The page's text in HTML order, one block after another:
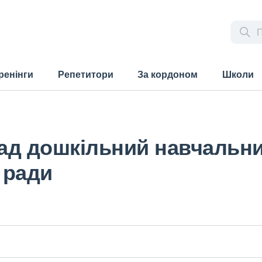
Репетитори За кордоном Школи
дошкільний
ради